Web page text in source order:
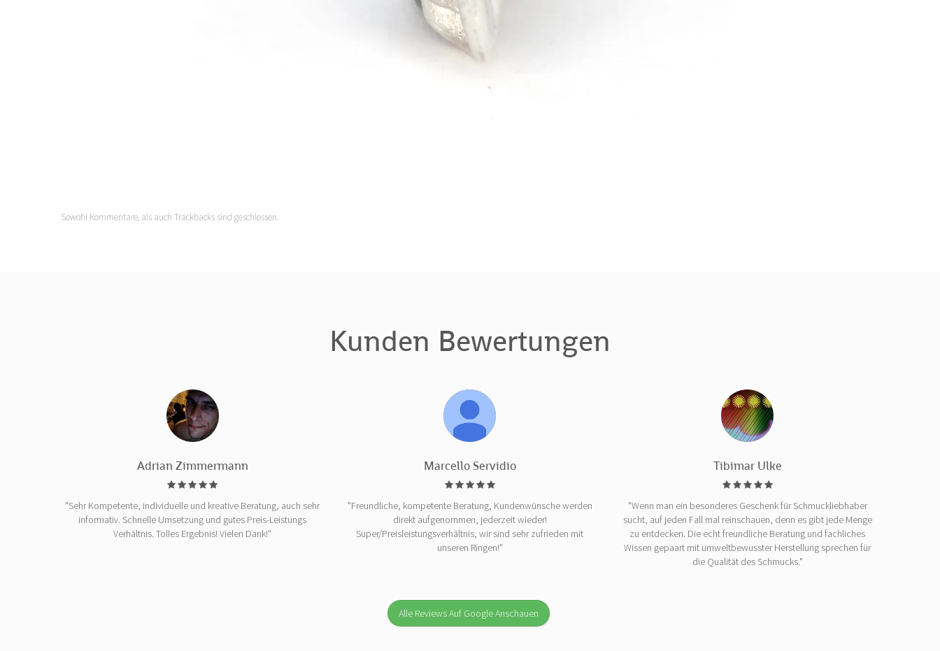
Sowohl Kommentare, als auch Trackbacks sind geschlossen.
Kunden Bewertungen
Adrian Zimmermann
"Sehr Kompetente, individuelle und kreative Beratung, auch sehr
informativ. Schnelle Umsetzung und gutes Preis-Leistungs
Verhältnis. Tolles Ergebnis! Vielen Dank!"
Marcello Servidio
"Freundliche, kompetente Beratung, Kundenwünsche werden
direkt aufgenommen, jederzeit wieder!
Super/Preisleistungsverhältnis, wir sind sehr zufrieden mit
unseren Ringen!"
Tibimar Ulke
"Wenn man ein besonderes Geschenk für Schmuckliebhaber
sucht, auf jeden Fall mal reinschauen, denn es gibt jede Menge
zu entdecken. Die echt freundliche Beratung und fachliches
Wissen gepaart mit umweltbewusster Herstellung sprechen für
die Qualität des Schmucks."
Alle Reviews Auf Google Anschauen